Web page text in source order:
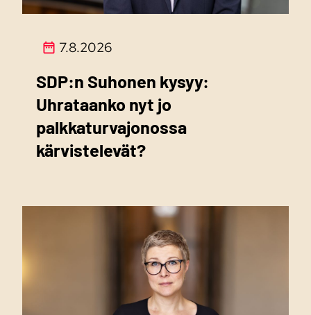
7.8.2026
SDP:n Suhonen kysyy:
Uhrataanko nyt jo
palkkaturvajonossa
kärvistelevät?